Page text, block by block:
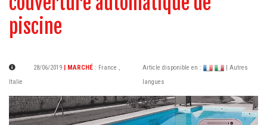
piscine
28/06/2019 | MARCHÉ : France ,
Italie
Article disponible en :
| Autres
langues